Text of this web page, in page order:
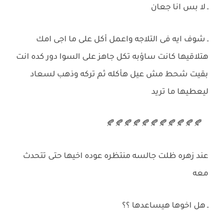
ـ لا بس انا جعان
ـ شوف ايه فى التلاجه واعمل أكل على ما اجى امك
هتلاقيها كانت ساؤبه تكل جاهز على السوا دور كده انت
بقيت شحط مش عيل هأكله ثم تركه وذهب لسعاد
ليعطيها ما تريد
🍂🍂🍂🍂🍂🍂🍂🍂🍂🍂🍂
عند زهره ظلت جالسه منتظره عوده اخيها حتى تتحدث
معه
ـ هل اخوها هيساعدها ؟؟